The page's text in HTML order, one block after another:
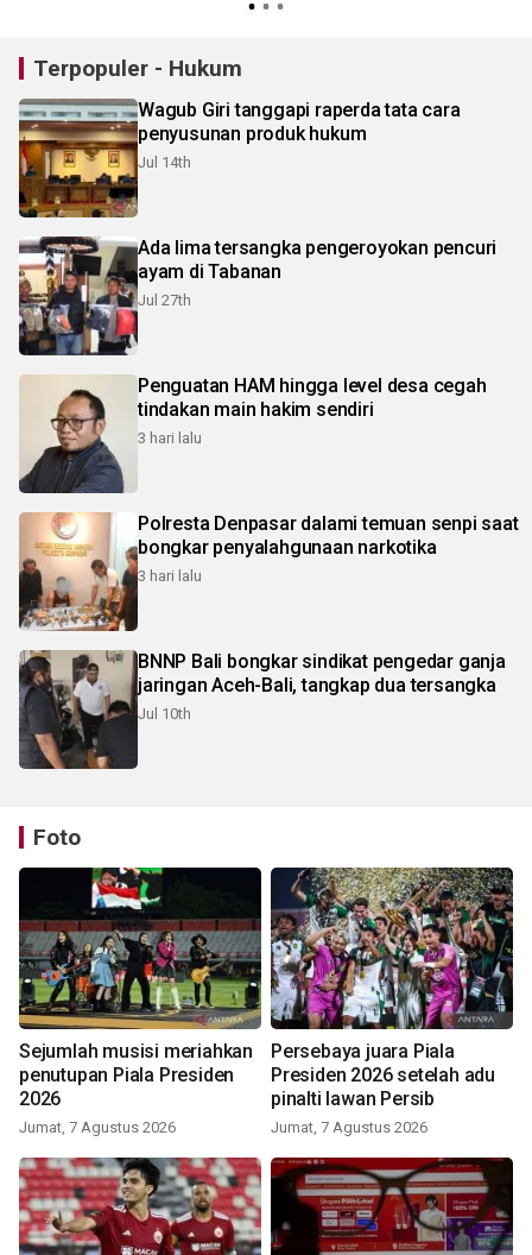
Terpopuler - Hukum
Wagub Giri tanggapi raperda tata cara
penyusunan produk hukum
Jul 14th
Ada lima tersangka pengeroyokan pencuri
ayam di Tabanan
Jul 27th
Penguatan HAM hingga level desa cegah
tindakan main hakim sendiri
3 hari lalu
Polresta Denpasar dalami temuan senpi saat
bongkar penyalahgunaan narkotika
3 hari lalu
BNNP Bali bongkar sindikat pengedar ganja
jaringan Aceh-Bali, tangkap dua tersangka
Jul 10th
Foto
Sejumlah musisi meriahkan
penutupan Piala Presiden
2026
Jumat, 7 Agustus 2026
Persebaya juara Piala
Presiden 2026 setelah adu
pinalti lawan Persib
Jumat, 7 Agustus 2026